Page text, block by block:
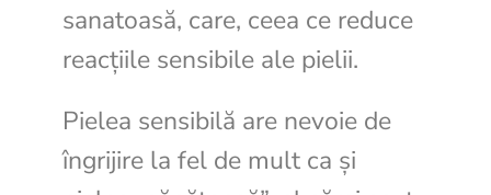
sanatoasă, care, ceea ce reduce
reacțiile sensibile ale pielii.
Pielea sensibilă are nevoie de
îngrijire la fel de mult ca și